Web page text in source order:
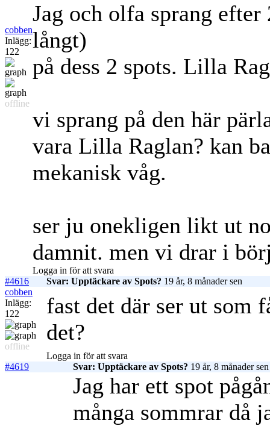
cobben
Inlägg:
122
offline
Jag och olfa sprang
långt)
på dess 2 spots. Lilla
vi sprang på den här
vara Lilla Raglan? kan
mekanisk våg.
ser ju onekligen likt ut
damnit. men vi drar i
Logga in för att svara
#4616
Svar: Upptäckare av Spots? 19 år, 8 månader sen
cobben
Inlägg:
122
offline
fast det där ser ut som
det?
Logga in för att svara
#4619
Svar: Upptäckare av Spots? 19 år, 8 månader sen
Jag har ett spot
många sommrar då